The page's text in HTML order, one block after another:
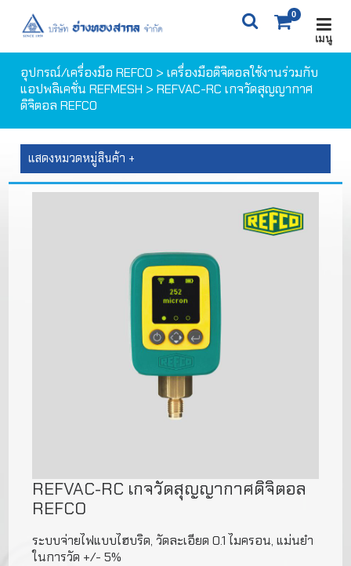
X
0
0ITEM(S) 0 ฿
เมนู
อุปกรณ์/เครื่องมือ REFCO >เครื่องมือดิจิตอลใช้งานร่วมกับ
แอปพลิเคชั่น REFMESH > REFVAC-RC เกจวัดสุญญากาศ
ดิจิตอล REFCO
แสดงหมวดหมู่สินค้า +
REFVAC-RC เกจวัดสุญญากาศดิจิตอล
REFCO
ระบบจ่ายไฟแบบไฮบริด, วัดละเอียด 0.1 ไมครอน, แม่นยำ
ในการวัด +/- 5%